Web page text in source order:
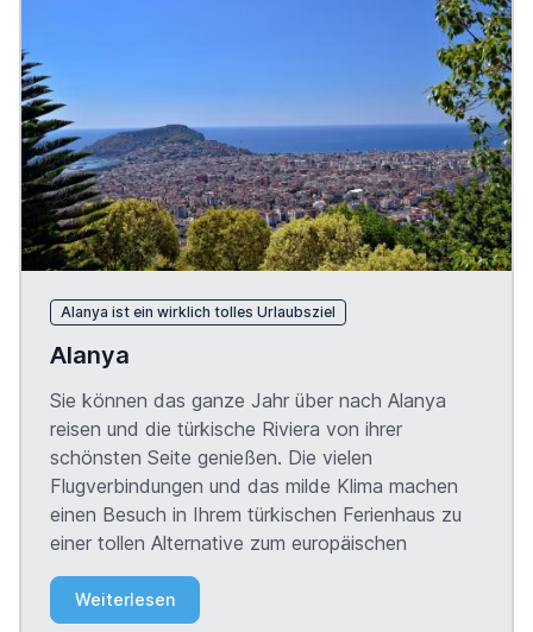
Alanya ist ein wirklich tolles Urlaubsziel
Alanya
Sie können das ganze Jahr über nach Alanya
reisen und die türkische Riviera von ihrer
schönsten Seite genießen. Die vielen
Flugverbindungen und das milde Klima machen
einen Besuch in Ihrem türkischen Ferienhaus zu
einer tollen Alternative zum europäischen
Weiterlesen